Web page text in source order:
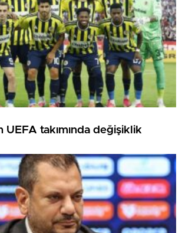
UEFA takımında değişiklik